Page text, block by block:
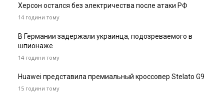
Херсон остался без электричества после атаки РФ
14 години тому
В Германии задержали украинца, подозреваемого в
шпионаже
14 години тому
Huawei представила премиальный кроссовер Stelato G9
15 години тому